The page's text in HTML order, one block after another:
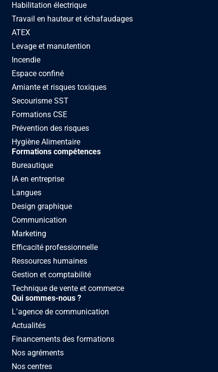
Habilitation électrique
Travail en hauteur et échafaudages
ATEX
Levage et manutention
Incendie
Espace confiné
Amiante et risques toxiques
Secourisme SST
Formations CSE
Prévention des risques
Hygiène Alimentaire
Formations compétences
Bureautique
IA en entreprise
Langues
Design graphique
Communication
Marketing
Efficacité professionnelle
Ressources humaines
Gestion et comptabilité
Technique de vente et commerce
Qui sommes-nous ?
L’agence de communication
Actualités
Financements des formations
Nos agréments
Nos centres